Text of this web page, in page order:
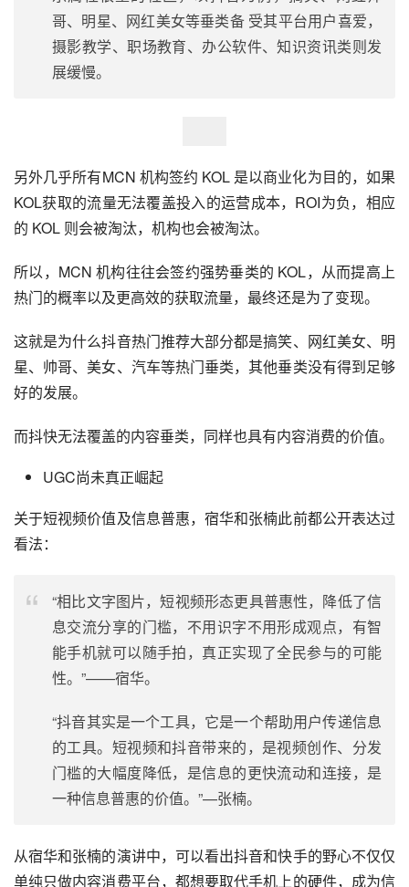
不利于用户内容的进一步扩展。
根据智氪研究院的数据显示，2019 年 5 月快手和抖
摄影教学、职场教育、办公软件、知识资讯类则发
展缓慢。
KOL获取的流量无法覆盖投入的运营成本，ROI为负，相应
所以，MCN 机构往往会签约强势垂类的 KOL，从而提高上
这就是为什么抖音热门推荐大部分都是搞笑、网红美女、明
星、帅哥、美女、汽车等热门垂类，其他垂类没有得到足够
好的发展。
而抖快无法覆盖的内容垂类，同样也具有内容消费的价值。
UGC尚未真正崛起
关于短视频价值及信息普惠，宿华和张楠此前都公开表达过
“相比文字图片，短视频形态更具普惠性，降低了信